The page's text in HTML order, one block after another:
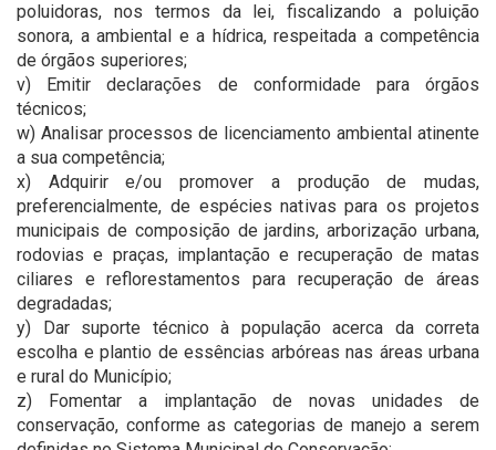
poluidoras, nos termos da lei, fiscalizando a poluição
sonora, a ambiental e a hídrica, respeitada a competência
de órgãos superiores;
v) Emitir declarações de conformidade para órgãos
técnicos;
w) Analisar processos de licenciamento ambiental atinente
a sua competência;
x) Adquirir e/ou promover a produção de mudas,
preferencialmente, de espécies nativas para os projetos
municipais de composição de jardins, arborização urbana,
rodovias e praças, implantação e recuperação de matas
ciliares e reflorestamentos para recuperação de áreas
degradadas;
y) Dar suporte técnico à população acerca da correta
escolha e plantio de essências arbóreas nas áreas urbana
e rural do Município;
z) Fomentar a implantação de novas unidades de
conservação, conforme as categorias de manejo a serem